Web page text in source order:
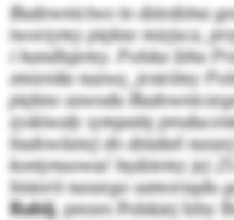
Budownictwo to dziedzina
tworzymypiękne miejsca,
i handlujemy. Polska Izba
zmieniła nazwę, jesteśmy
piękno zawodu
zyskiwały sympatię
budowlanej do działań
kontynuować będziemy jej
historii naszego samorządu
Babij, prezes Polskiej Izby